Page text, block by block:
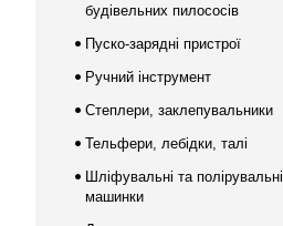
будівельних пилососів
Пуско-зарядні пристрої
Ручний інструмент
Степлери, заклепувальники
Тельфери, лебідки, талі
Шліфувальні та полірувальні
машинки